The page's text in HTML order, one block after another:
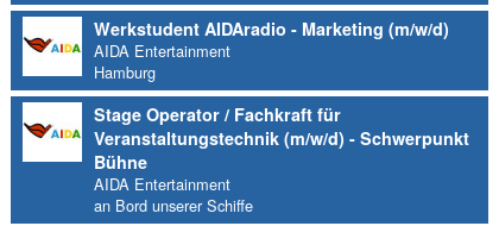
Werkstudent AIDAradio - Marketing (m/w/d)
AIDA Entertainment
Hamburg
Stage Operator / Fachkraft für
Veranstaltungstechnik (m/w/d) - Schwerpunkt
Bühne
AIDA Entertainment
an Bord unserer Schiffe